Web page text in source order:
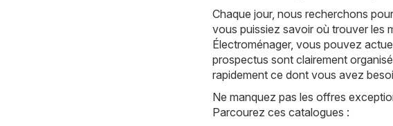
Chaque jour, nous recherchons
vous puissiez savoir où trouver les
Électroménager, vous pouvez
prospectus sont clairement
rapidement ce dont vous avez
Ne manquez pas les offres
Parcourez ces catalogues :